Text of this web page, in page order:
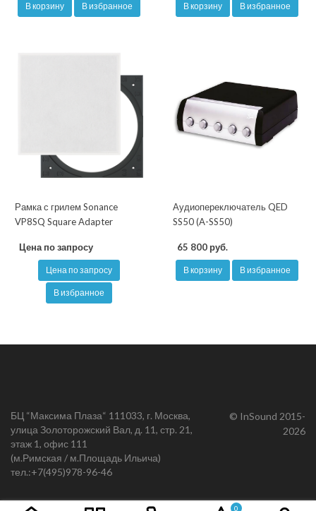
В корзину В избранное В корзину В избранное
Рамка с грилем Sonance
VP8SQ Square Adapter
Цена по запросу
Цена по запросу
В избранное
Аудиопереключатель QED
SS50 (A-SS50)
65 800 руб.
В корзину В избранное
БЦ “Максима Плаза“ 111033, г. Москва,
улица Золоторожский Вал, д. 11, стр. 21,
этаж 1, офис 111
(м.Римская / м.Площадь Ильича)
тел.:+7(495)978-96-46
© InSound 2015-
2026
0